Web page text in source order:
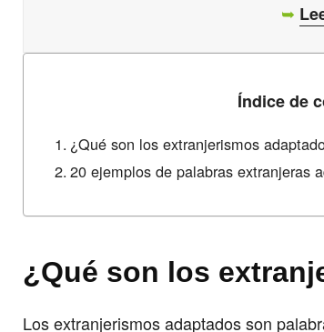
➥
Índice de
¿Qué son los extranjerismos
20 ejemplos de palabras extranjeras
¿Qué son los
Los extranjerismos adaptados son